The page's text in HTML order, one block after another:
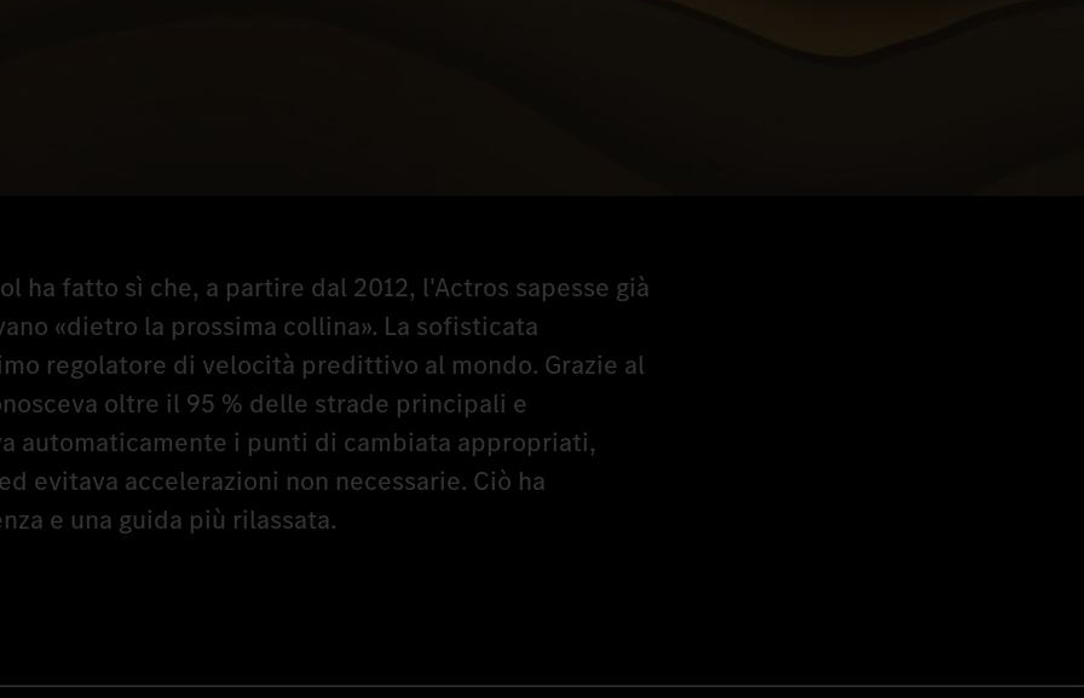
fatto sì che, a partire dal 2012, l'Actros sapesse già
«dietro la prossima collina». La sofisticata
regolatore di velocità predittivo al mondo. Grazie al
oltre il 95 % delle strade principali e
automaticamente i punti di cambiata appropriati,
evitava accelerazioni non necessarie. Ciò ha
e una guida più rilassata.